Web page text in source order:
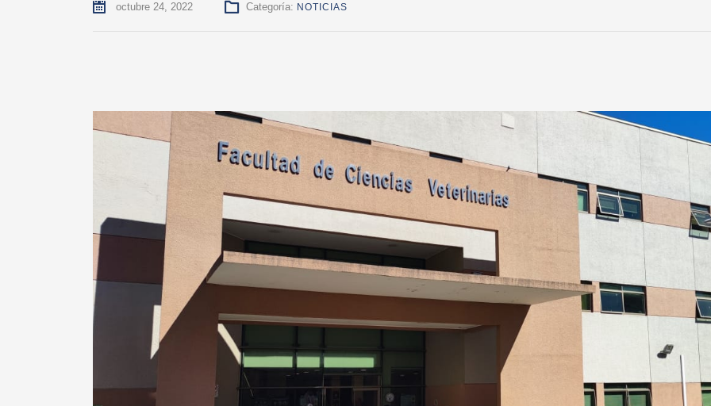
octubre 24, 2022 Categoría: NOTICIAS